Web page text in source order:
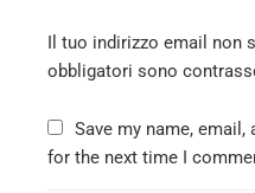
Il tuo indirizzo email non
obbligatori sono
Save my name,
for the next time I